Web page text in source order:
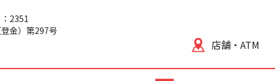
2351
金）第297号
店舗・ATM